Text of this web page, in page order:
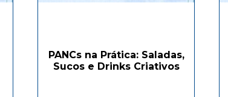
PANCs na Prática: Saladas,
Sucos e Drinks Criativos